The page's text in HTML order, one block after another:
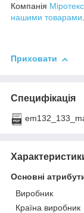
Компанія Міротекс
нашими товарами.
Приховати
Специфікація
Основні
Виробник
Країна виробник